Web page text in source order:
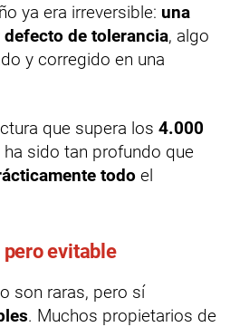
ya era irreversible: una
de tolerancia, algo
y corregido en una
que supera los 4.000
ha sido tan profundo que
todo el
evitable
son raras, pero sí
. Muchos propietarios de